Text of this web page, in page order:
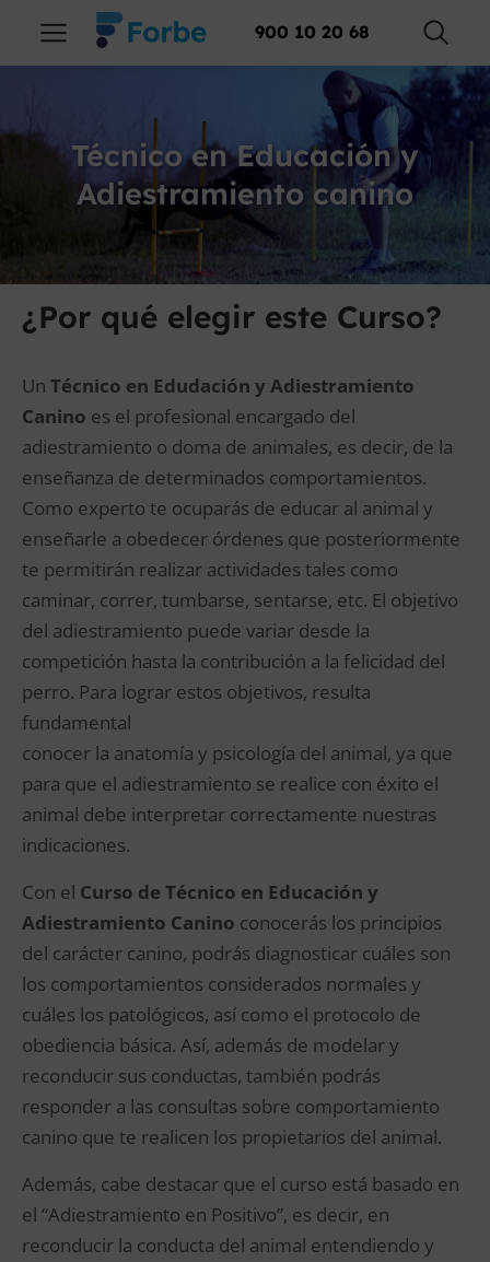
900 10 20 68
Técnico en Educación y
Adiestramiento canino
¿Por qué elegir este Curso?
Un Técnico en Edudación y Adiestramiento
Canino es el profesional encargado del
adiestramiento o doma de animales, es decir, de la
enseñanza de determinados comportamientos.
Como experto te ocuparás de educar al animal y
enseñarle a obedecer órdenes que posteriormente
te permitirán realizar actividades tales como
caminar, correr, tumbarse, sentarse, etc. El objetivo
del adiestramiento puede variar desde la
competición hasta la contribución a la felicidad del
perro. Para lograr estos objetivos, resulta
fundamental
conocer la anatomía y psicología del animal, ya que
para que el adiestramiento se realice con éxito el
animal debe interpretar correctamente nuestras
indicaciones.
Con el Curso de Técnico en Educación y
Adiestramiento Canino conocerás los principios
del carácter canino, podrás diagnosticar cuáles son
los comportamientos considerados normales y
cuáles los patológicos, así como el protocolo de
obediencia básica. Así, además de modelar y
reconducir sus conductas, también podrás
responder a las consultas sobre comportamiento
canino que te realicen los propietarios del animal.
Además, cabe destacar que el curso está basado en
el “Adiestramiento en Positivo”, es decir, en
reconducir la conducta del animal entendiendo y